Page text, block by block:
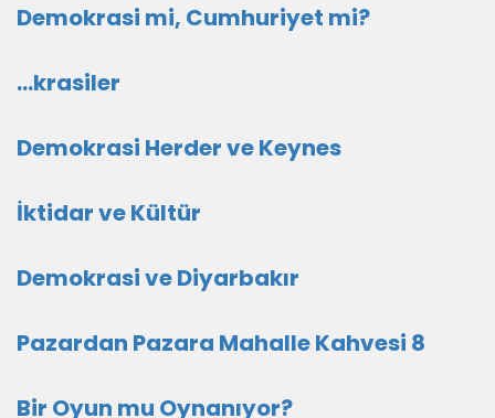
Demokrasi mi, Cumhuriyet mi?
…krasiler
Demokrasi Herder ve Keynes
İktidar ve Kültür
Demokrasi ve Diyarbakır
Pazardan Pazara Mahalle Kahvesi 8
Bir Oyun mu Oynanıyor?